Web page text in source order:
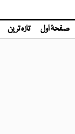
صفحۂ اول تازہ ترین